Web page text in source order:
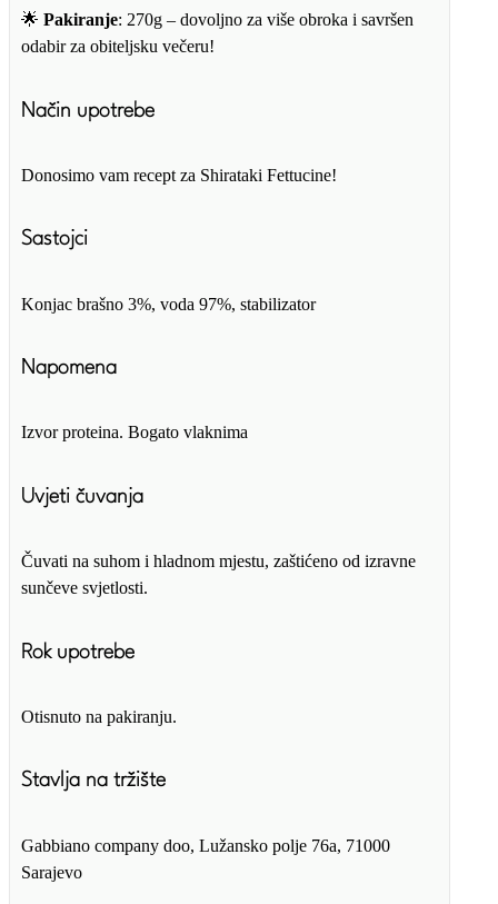
🌟 Pakiranje: 270g – dovoljno za više obroka i savršen
odabir za obiteljsku večeru!
Način upotrebe
Donosimo vam recept za Shirataki Fettucine!
Sastojci
Konjac brašno 3%, voda 97%, stabilizator
Napomena
Izvor proteina. Bogato vlaknima
Uvjeti čuvanja
Čuvati na suhom i hladnom mjestu, zaštićeno od izravne
sunčeve svjetlosti.
Rok upotrebe
Otisnuto na pakiranju.
Stavlja na tržište
Gabbiano company doo, Lužansko polje 76a, 71000
Sarajevo